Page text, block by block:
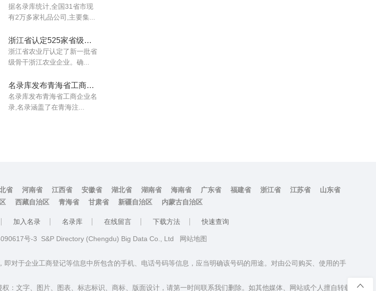
据名录库统计,全国31省市现
有2万多家礼品公司,主要集...
浙江省认定525家省级骨干农业企业​名录
浙江省农业厅认定了新一批省
级骨干浙江农业企业​。确...
名录库发布青海省工商企业名录
名录库​发布青海省工商企业名
录,名录涵盖了在青海注...
省 河南省 江西省 安徽省 湖北省 湖南省 海南省 广东省 福建省 浙江省 江苏省
山东省
西藏自治区 青海省 甘肃省 新疆自治区 内蒙古自治区
加入名录 名录库 在线留言 下载方法 快速查询
号-3 S&P Directory (Chengdu) Big Data Co., Ltd
网站地图
对于企业工商登记等信息中所包含的手机、电话号码等信息，应当明确该号码的用途。对由公司购买、使用的手
：文字、图片、图表、标志标识、商标、版面设计，请第一时间联系我们删除。如其他媒体、网站或个人擅自转载